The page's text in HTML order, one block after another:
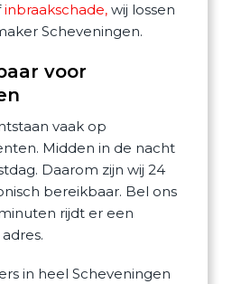
inbraakschade,wij lossen
Scheveningen.
voor
vaak op
Midden in de nacht
Daarom zijn wij 24
bereikbaar. Bel ons
rijdt er een
in heel Scheveningen